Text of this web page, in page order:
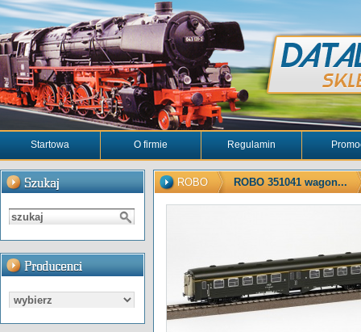
Startowa O firmie Regulamin
ROBO ROBO 351041 wagon...